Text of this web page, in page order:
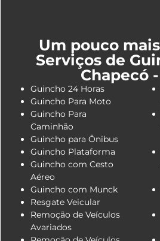
Um pouco
Serviços de
Chapecó -
Guincho 24 Horas
Guincho Para Moto
Guincho Para
Caminhão
Guincho para Ônibus
Guincho Plataforma
Guincho com Cesto
Aéreo
Guincho com Munck
Resgate Veicular
Remoção de Veículos
Avariados